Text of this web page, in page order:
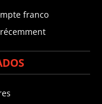
franco